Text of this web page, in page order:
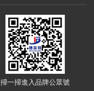
掃一掃進入品牌公眾號